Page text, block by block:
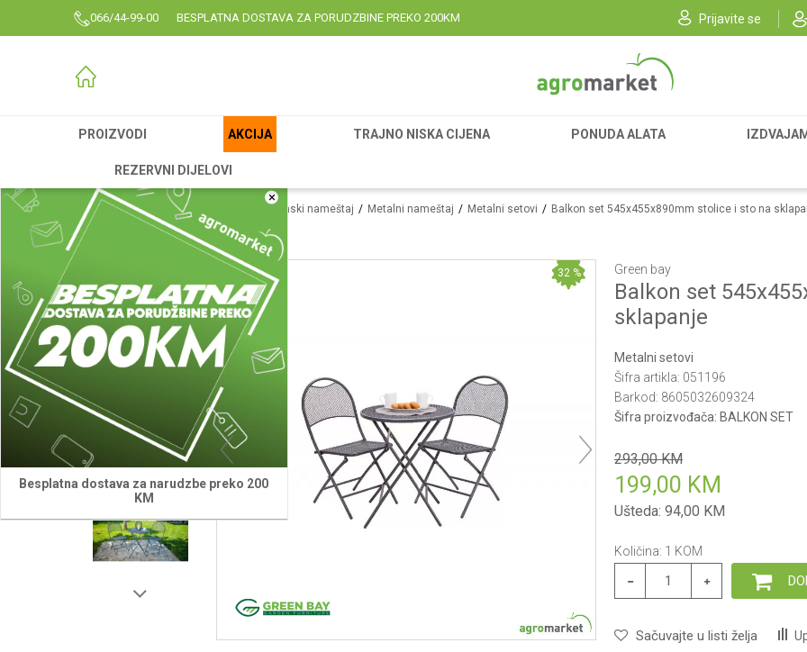
066/44-99-00 BESPLATNA DOSTAVA ZA PORUDZBINE PREKO 200KM Prijavite se
PROIZVODI AKCIJA TRAJNO NISKA CIJENA PONUDA ALATA
REZERVNI DIJELOVI
×
Besplatna dostava za narudzbe preko 200
KM
Agromarket Proizvodi Baštenski nameštaj Metalni nameštaj Metalni setovi Balkon set 545x455x890mm stolice i sto na
32 % Green bay
Balkon set
sklapanje
Metalni setovi
Šifra artikla: 051196
Barkod: 8605032609324
Šifra proizvođača: BALKON SET
293,00 KM
199,00 KM
Ušteda: 94,00 KM
Količina: 1 KOM
Sačuvajte u listi želja